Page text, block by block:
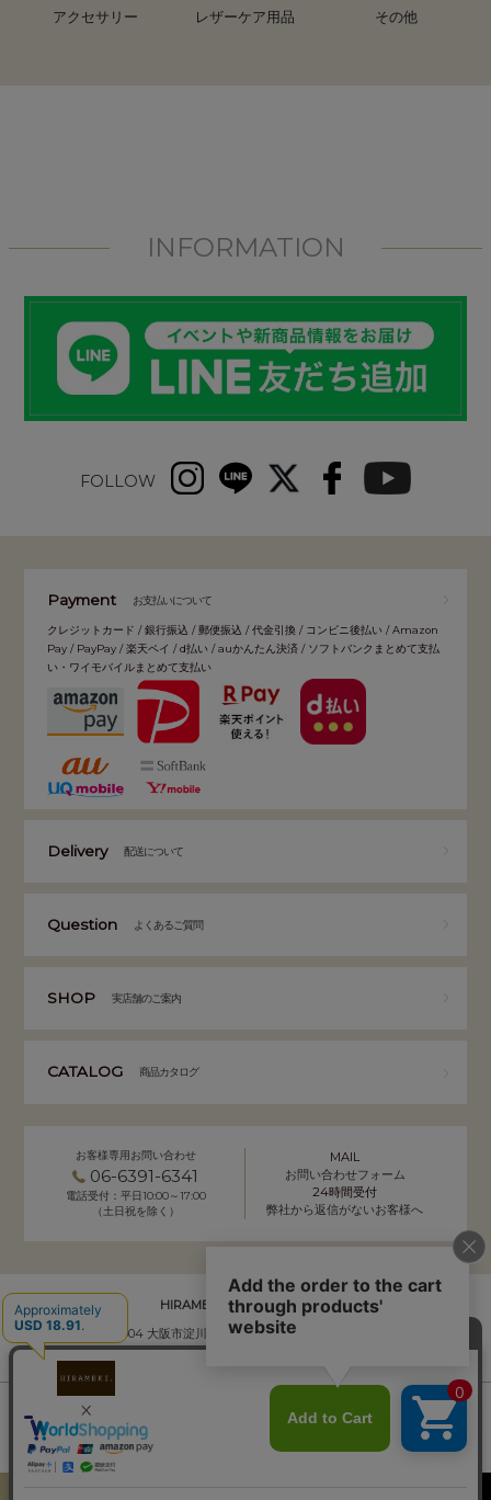
アクセサリー レザーケア用品 その他
INFORMATION
FOLLOW
Payment お支払いについて
クレジットカード / 銀行振込 / 郵便振込 / 代金引換 / コンビニ後払い / Amazon
Pay / PayPay / 楽天ペイ / d払い / auかんたん決済 / ソフトバンクまとめて支払
い・ワイモバイルまとめて支払い
Delivery 配送について
Question よくあるご質問
SHOP 実店舗のご案内
CATALOG 商品カタログ
お客様専用お問い合わせ
06-6391-6341
電話受付：平日10:00～17:00
（土日祝を除く）
MAIL
お問い合わせフォーム
24時間受付
弊社から返信がないお客様へ
HIRAMEKI. 本社 通販事業部
〒532-0004 大阪市淀川区西宮原2-7-50 YSサクラビル B1F
株式会社サクラ衣料 HIRAMEKI.事業部
｜ 会社概要
Copyright (C) HIRAMEKI. All Rights Reserved.